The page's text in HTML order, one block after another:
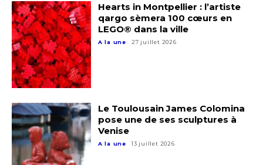
J'accepte lestermes et conditions
* Champ obligatoire
Prénom
Statut / Organisation
J'accepte lestermes et conditions
* Champ obligatoire
Hearts in Montpellier : l’artiste
qargo sèmera 100 cœurs en
LEGO® dans la ville
A la une 27 juillet 2026
Le Toulousain James Colomina
pose une de ses sculptures à
Venise
A la une 13 juillet 2026